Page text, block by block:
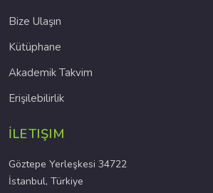
Bize Ulaşın
Kütüphane
Akademik Takvim
Erişilebilirlik
İLETIŞIM
Göztepe Yerleşkesi 34722
İstanbul, Türkiye